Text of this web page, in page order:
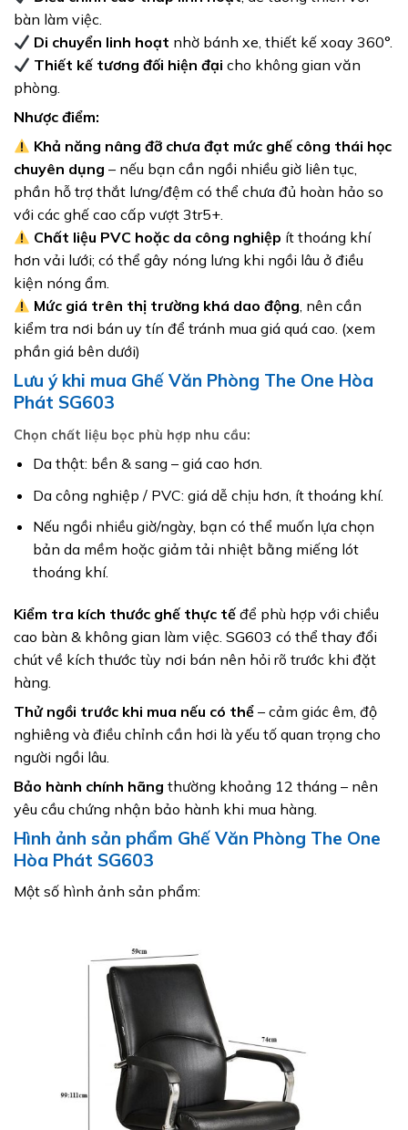
bàn làm việc.
Di chuyển linh hoạt nhờ bánh xe, thiết kế xoay 360°.
Thiết kế tương đối hiện đại cho không gian văn
phòng.
Nhược điểm:
Khả năng nâng đỡ chưa đạt mức ghế công thái học
chuyên dụng – nếu bạn cần ngồi nhiều giờ liên tục,
phần hỗ trợ thắt lưng/đệm có thể chưa đủ hoàn hảo so
với các ghế cao cấp vượt 3tr5+.
Chất liệu PVC hoặc da công nghiệp ít thoáng khí
hơn vải lưới; có thể gây nóng lưng khi ngồi lâu ở điều
kiện nóng ẩm.
Mức giá trên thị trường khá dao động, nên cần
kiểm tra nơi bán uy tín để tránh mua giá quá cao. (xem
phần giá bên dưới)
Lưu ý khi mua Ghế Văn Phòng The One Hòa
Phát SG603
Chọn chất liệu bọc phù hợp nhu cầu:
Da thật: bền & sang – giá cao hơn.
Da công nghiệp / PVC: giá dễ chịu hơn, ít thoáng khí.
Nếu ngồi nhiều giờ/ngày, bạn có thể muốn lựa chọn
bản da mềm hoặc giảm tải nhiệt bằng miếng lót
thoáng khí.
Kiểm tra kích thước ghế thực tế để phù hợp với chiều
cao bàn & không gian làm việc. SG603 có thể thay đổi
chút về kích thước tùy nơi bán nên hỏi rõ trước khi đặt
hàng.
Thử ngồi trước khi mua nếu có thể – cảm giác êm, độ
nghiêng và điều chỉnh cần hơi là yếu tố quan trọng cho
người ngồi lâu.
Bảo hành chính hãng thường khoảng 12 tháng – nên
yêu cầu chứng nhận bảo hành khi mua hàng.
Hình ảnh sản phẩm Ghế Văn Phòng The One
Hòa Phát SG603
Một số hình ảnh sản phẩm: